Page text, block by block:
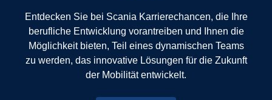
Entdecken Sie bei Scania Karrierechancen, die Ihre
berufliche Entwicklung vorantreiben und Ihnen die
Möglichkeit bieten, Teil eines dynamischen Teams
zu werden, das innovative Lösungen für die Zukunft
der Mobilität entwickelt.